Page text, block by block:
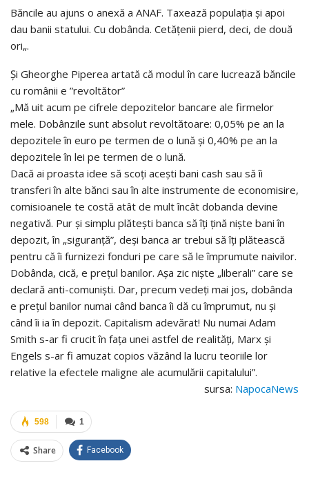
Băncile au ajuns o anexă a ANAF. Taxează populația și apoi
dau banii statului. Cu dobânda. Cetățenii pierd, deci, de două
ori„.
Și Gheorghe Piperea artată că modul în care lucrează băncile
cu românii e ”revoltător”
„Mă uit acum pe cifrele depozitelor bancare ale firmelor
mele. Dobânzile sunt absolut revoltătoare: 0,05% pe an la
depozitele în euro pe termen de o lună și 0,40% pe an la
depozitele în lei pe termen de o lună.
Dacă ai proasta idee să scoți acești bani cash sau să îi
transferi în alte bănci sau în alte instrumente de economisire,
comisioanele te costă atât de mult încât dobanda devine
negativă. Pur și simplu plătești banca să îți țină niște bani în
depozit, în „siguranță”, deși banca ar trebui să îți plătească
pentru că îi furnizezi fonduri pe care să le împrumute naivilor.
Dobânda, cică, e prețul banilor. Așa zic niște „liberali” care se
declară anti-comuniști. Dar, precum vedeți mai jos, dobânda
e prețul banilor numai când banca îi dă cu împrumut, nu și
când îi ia în depozit. Capitalism adevărat! Nu numai Adam
Smith s-ar fi crucit în fața unei astfel de realități, Marx și
Engels s-ar fi amuzat copios văzând la lucru teoriile lor
relative la efectele maligne ale acumulării capitalului”.
sursa: NapocaNews
1
598
Share Facebook